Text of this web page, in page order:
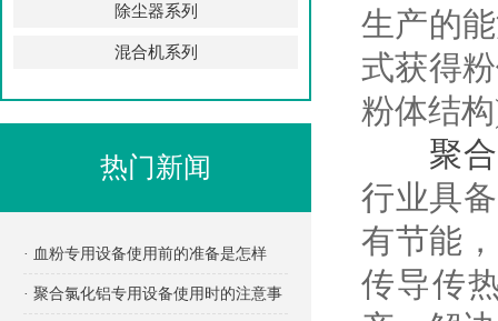
除尘器系列
混合机系列
热门新闻
· 血粉专用设备使用前的准备是怎样
的？
· 聚合氯化铝专用设备使用时的注意事
生产的
式获得
粉体结
聚
行业具
有节能
传导传